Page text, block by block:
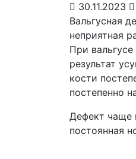
30.11.2023
Вальгусная
неприятная
При
результат
кости
постепенно
Дефект чаще
постоянная